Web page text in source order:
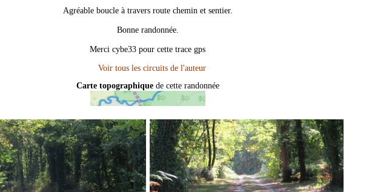
Agréable boucle à travers route chemin et sentier.
Bonne randonnée.
Merci cybe33 pour cette trace gps
Carte topographique de cette randonnée